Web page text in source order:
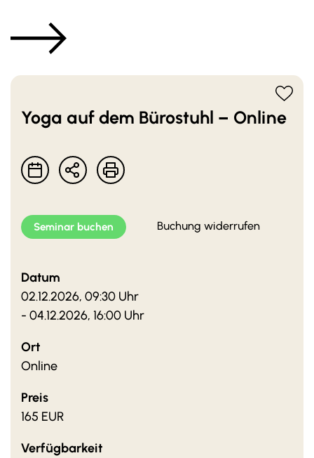
Service
Downloads
Newsletter
Yoga auf dem Bürostuhl – Online
Seminar buchen Buchung widerrufen
Datum
02.12.2026, 09:30 Uhr
- 04.12.2026, 16:00 Uhr
Ort
Online
Preis
165 EUR
Verfügbarkeit